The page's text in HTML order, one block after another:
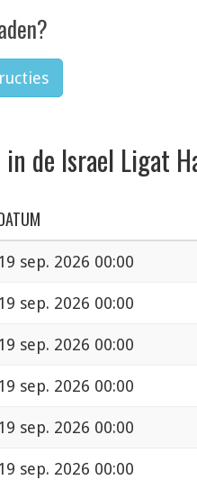
de Israel Ligat
19 sep. 2026 00:00
19 sep. 2026 00:00
19 sep. 2026 00:00
19 sep. 2026 00:00
19 sep. 2026 00:00
19 sep. 2026 00:00